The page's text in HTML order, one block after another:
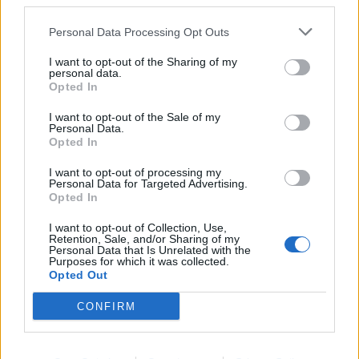
Personal Data Processing Opt Outs
I want to opt-out of the Sharing of my
personal data.
Opted In
I want to opt-out of the Sale of my
Personal Data.
Opted In
I want to opt-out of processing my
Personal Data for Targeted Advertising.
Opted In
I want to opt-out of Collection, Use,
Retention, Sale, and/or Sharing of my
Personal Data that Is Unrelated with the
Purposes for which it was collected.
Opted Out
CONFIRM
Lojas mais próximas
ERMIDAS SADO(7.27 km)